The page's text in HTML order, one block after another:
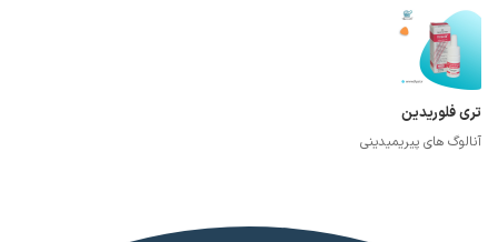
تری فلوریدین
آنالوگ های پیریمیدینی